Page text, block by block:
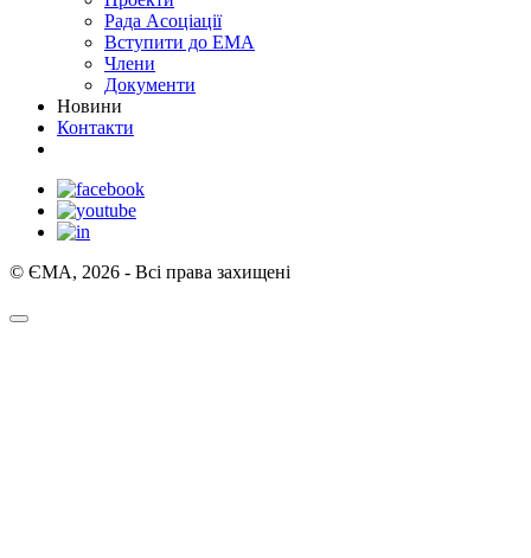
Рада Асоціації
Вступити до ЕМА
Члени
Документи
Новини
Контакти
© ЄМА, 2026 - Всі права захищені